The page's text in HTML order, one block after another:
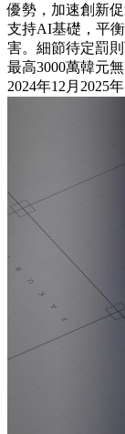
優勢，加速創新
支持AI基礎，平
害。細節待定罰
最高3000萬韓元
2024年12月2025年